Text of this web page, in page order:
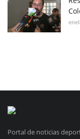
Portal de noticias